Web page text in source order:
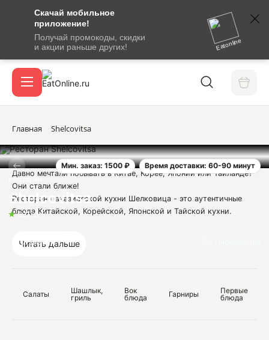
Скачай мобильное
приложение!
Получай промокоды, скидки
и акции раньше других!
Eatonline
сообщение
кодом
подтверждения
Вход / регистрация
Акции
Главная Shelcovitsa
Мин. заказ: 1500 ₽
Время доставки: 60-90 минут
Ресторан
Shelcovitsa
5.0из 5
Отзывы 2
Давно мечтали побывать в Китае, Корее, Японии или Тайланде?
Они стали ближе!
Ресторан Паназиатской кухни Шелковица - это аутентичные
блюда Китайской, Корейской, Японской и Тайской кухни.
ООО "ЦАРСТВО ВКУСА"
Читать дальше
Салаты
Шашлык,
гриль
Вок
блюда
Гарниры
Первые
блюда